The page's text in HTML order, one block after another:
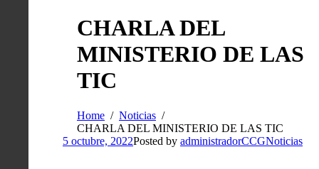
CHARLA DEL
MINISTERIO DE LAS
TIC
Home
Noticias
CHARLA DEL MINISTERIO DE LAS TIC
5 octubre, 2022Posted by administradorCCGNoticias